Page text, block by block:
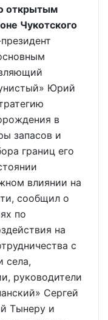
открытым
Чукотского
Юрий
в
запасов и
границ его
влиянии на
сообщил о
по
на
с
села,
руководители
Сергей
Тынеру и